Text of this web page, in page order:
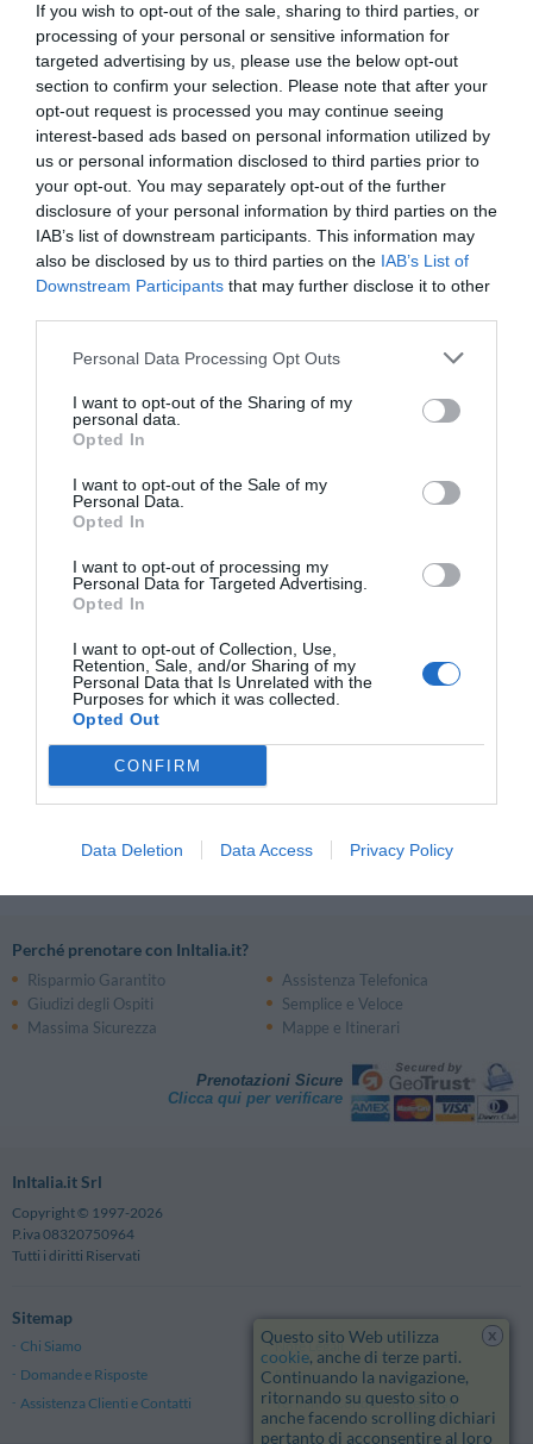
If you wish to opt-out of the sale, sharing to third parties, or
processing of your personal or sensitive information for
targeted advertising by us, please use the below opt-out
section to confirm your selection. Please note that after your
opt-out request is processed you may continue seeing
interest-based ads based on personal information utilized by
us or personal information disclosed to third parties prior to
your opt-out. You may separately opt-out of the further
disclosure of your personal information by third parties on the
IAB’s list of downstream participants. This information may
also be disclosed by us to third parties on the IAB’s List of
Downstream Participants that may further disclose it to other
Personal Data Processing Opt Outs
I want to opt-out of the Sharing of my
personal data.
Opted In
I want to opt-out of the Sale of my
Personal Data.
Opted In
I want to opt-out of processing my
Personal Data for Targeted Advertising.
Opted In
I want to opt-out of Collection, Use,
Retention, Sale, and/or Sharing of my
Personal Data that Is Unrelated with the
Purposes for which it was collected.
Opted Out
CONFIRM
Data Deletion Data Access Privacy Policy
Chalet della Guida
5.19 km
dal centro
0 Recensioni
TARIFFE
Residence Villa Frejus
810 mdal centro
Appartamenti Bardonecchia
Oberje Dla Viere
Eccezionale 10/10
Precedente Pagina 1 di 1 Successiva
Perché prenotare con InItalia.it?
Risparmio Garantito
Assistenza Telefonica
Giudizi degli Ospiti
Semplice e Veloce
Massima Sicurezza
Mappe e Itinerari
Prenotazioni Sicure
Clicca qui per verificare
InItalia.it Srl
Copyright © 1997-2026
P.iva 08320750964
Tutti i diritti Riservati
Sitemap
Chi Siamo
Note Legali
Domande e Risposte
Privacy
Assistenza Clienti e Contatti
Termini e Condizioni generali
x
Questo sito Web utilizza
cookie, anche di terze parti.
Continuando la navigazione,
ritornando su questo sito o
anche facendo scrolling dichiari
pertanto di acconsentire al loro